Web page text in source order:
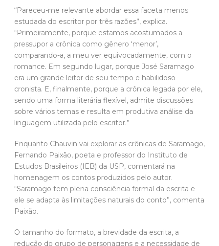
“Pareceu-me relevante abordar essa faceta menos
estudada do escritor por três razões”, explica.
“Primeiramente, porque estamos acostumados a
pressupor a crônica como gênero ‘menor’,
comparando-a, a meu ver equivocadamente, com o
romance. Em segundo lugar, porque José Saramago
era um grande leitor de seu tempo e habilidoso
cronista. E, finalmente, porque a crônica legada por ele,
sendo uma forma literária flexível, admite discussões
sobre vários temas e resulta em produtiva análise da
linguagem utilizada pelo escritor.”
Enquanto Chauvin vai explorar as crônicas de Saramago,
Fernando Paixão, poeta e professor do Instituto de
Estudos Brasileiros (IEB) da USP, comentará na
homenagem os contos produzidos pelo autor.
“Saramago tem plena consciência formal da escrita e
ele se adapta às limitações naturais do conto”, comenta
Paixão.
O tamanho do formato, a brevidade da escrita, a
redução do grupo de personagens e a necessidade de